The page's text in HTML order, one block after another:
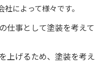
によって様々です。
仕事として塗装を考えて
上げるため、塗装を考え